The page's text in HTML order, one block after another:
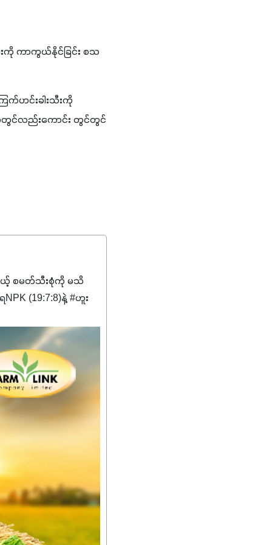
ကို ကာကွယ်နိုင်ခြင်း စသ
က်ဟင်းခါးသီးကို
ရာတွင်လည်းကောင်း တွင်တွင်
မယ့် စမတ်သီးစုံကို မသိ
(19:7:8)နဲ့ #ဟူး
းဇူးတွေအနေနဲ့ကတော့
လန်းသန်စွမ်းပြီး အစာ
န်စေပါတယ်။
ောင် အားပေးပါ
တယ်။ လုံလောက်တဲ့
ေး၊ အရွယ်အစားနဲ့
င်းစပ်ထားတဲ့အတွက်
အပါအဝင်
င်းရွက်နဲ့ ဥယျာဉ်ခြံသီးနှံ
းမမှားတာသေချာပြီ